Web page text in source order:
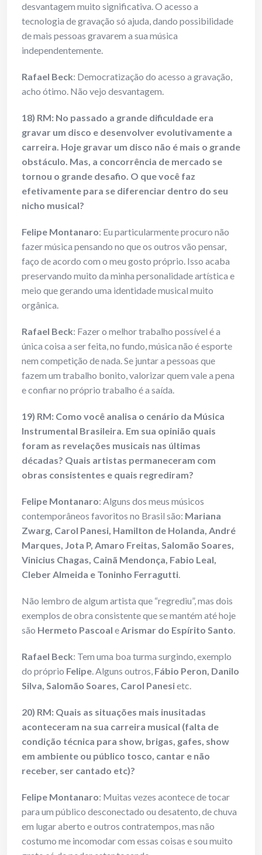
desvantagem muito significativa. O acesso a
tecnologia de gravação só ajuda, dando possibilidade
de mais pessoas gravarem a sua música
independentemente.
Rafael Beck: Democratização do acesso a gravação,
acho ótimo. Não vejo desvantagem.
18) RM: No passado a grande dificuldade era
gravar um disco e desenvolver evolutivamente a
carreira. Hoje gravar um disco não é mais o grande
obstáculo. Mas, a concorrência de mercado se
tornou o grande desafio. O que você faz
efetivamente para se diferenciar dentro do seu
nicho musical?
Felipe Montanaro: Eu particularmente procuro não
fazer música pensando no que os outros vão pensar,
faço de acordo com o meu gosto próprio. Isso acaba
preservando muito da minha personalidade artística e
meio que gerando uma identidade musical muito
orgânica.
Rafael Beck: Fazer o melhor trabalho possível é a
única coisa a ser feita, no fundo, música não é esporte
nem competição de nada. Se juntar a pessoas que
fazem um trabalho bonito, valorizar quem vale a pena
e confiar no próprio trabalho é a saída.
19) RM: Como você analisa o cenário da Música
Instrumental Brasileira. Em sua opinião quais
foram as revelações musicais nas últimas
décadas? Quais artistas permaneceram com
obras consistentes e quais regrediram?
Felipe Montanaro: Alguns dos meus músicos
contemporâneos favoritos no Brasil são: Mariana
Zwarg, Carol Panesi, Hamilton de Holanda, André
Marques, Jota P, Amaro Freitas, Salomão Soares,
Vinicius Chagas, Cainã Mendonça, Fabio Leal,
Cleber Almeida e Toninho Ferragutti.
Não lembro de algum artista que “regrediu”, mas dois
exemplos de obra consistente que se mantém até hoje
são Hermeto Pascoal eArismar do Espírito Santo.
Rafael Beck: Tem uma boa turma surgindo, exemplo
do próprio Felipe. Alguns outros, Fábio Peron, Danilo
Silva, Salomão Soares, Carol Panesietc.
20) RM: Quais as situações mais inusitadas
aconteceram na sua carreira musical (falta de
condição técnica para show, brigas, gafes, show
em ambiente ou público tosco, cantar e não
receber, ser cantado etc)?
Felipe Montanaro: Muitas vezes acontece de tocar
para um público desconectado ou desatento, de chuva
em lugar aberto e outros contratempos, mas não
costumo me incomodar com essas coisas e sou muito